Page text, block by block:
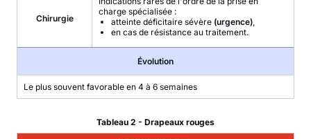
Chirurgie
charge spécialisée :
atteinte déficitaire sévère (urgence),
en cas de résistance au traitement.
Évolution
Le plus souvent favorable en 4 à 6 semaines
Tableau 2 - Drapeaux rouges